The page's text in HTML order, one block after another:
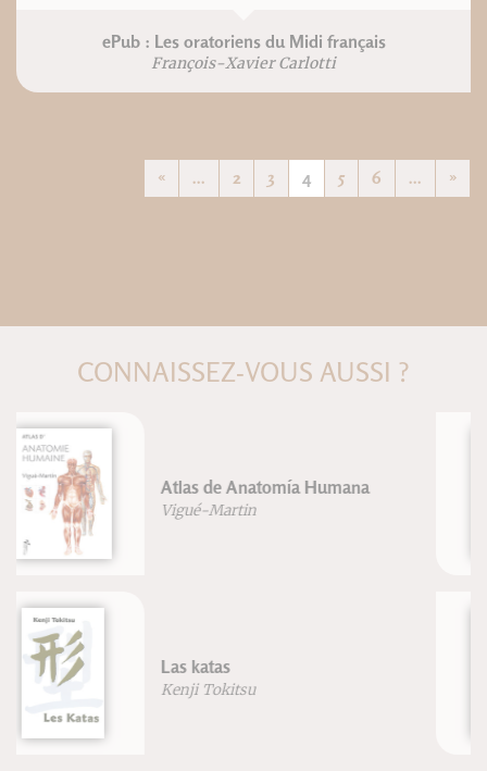
ePub : Les oratoriens du Midi français
François-Xavier Carlotti
« ... 2 3 4 5 6 ... »
CONNAISSEZ-VOUS AUSSI ?
Anatomie pour le mouvement
Blandine Calais-Germain
VTT rouler plus vite